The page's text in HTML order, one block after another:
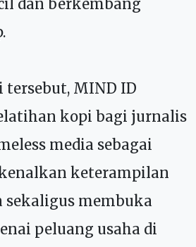
dan berkembang
MIND ID
kopi bagi jurnalis
media sebagai
keterampilan
sekaligus membuka
peluang usaha di